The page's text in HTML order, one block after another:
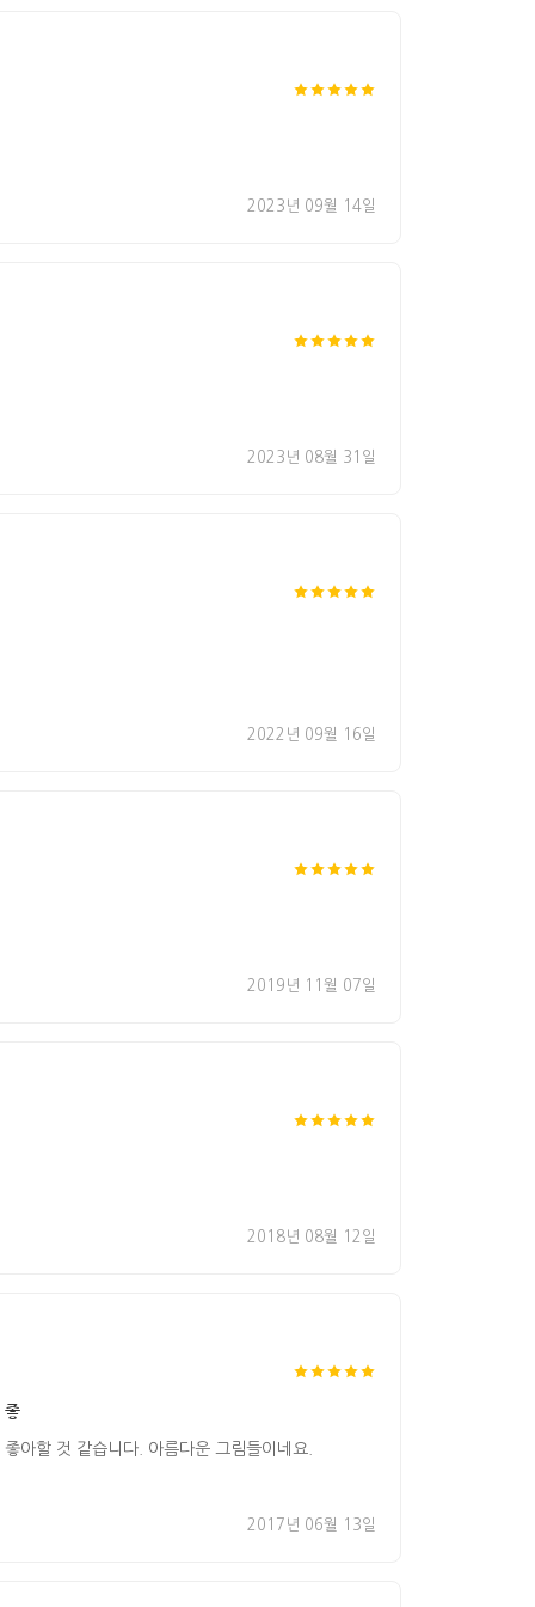
2023년 09월 14일
2023년 08월 31일
2022년 09월 16일
2019년 11월 07일
2018년 08월 12일
좋
아할 것 같습니다. 아름다운 그림들이네요.
2017년 06월 13일